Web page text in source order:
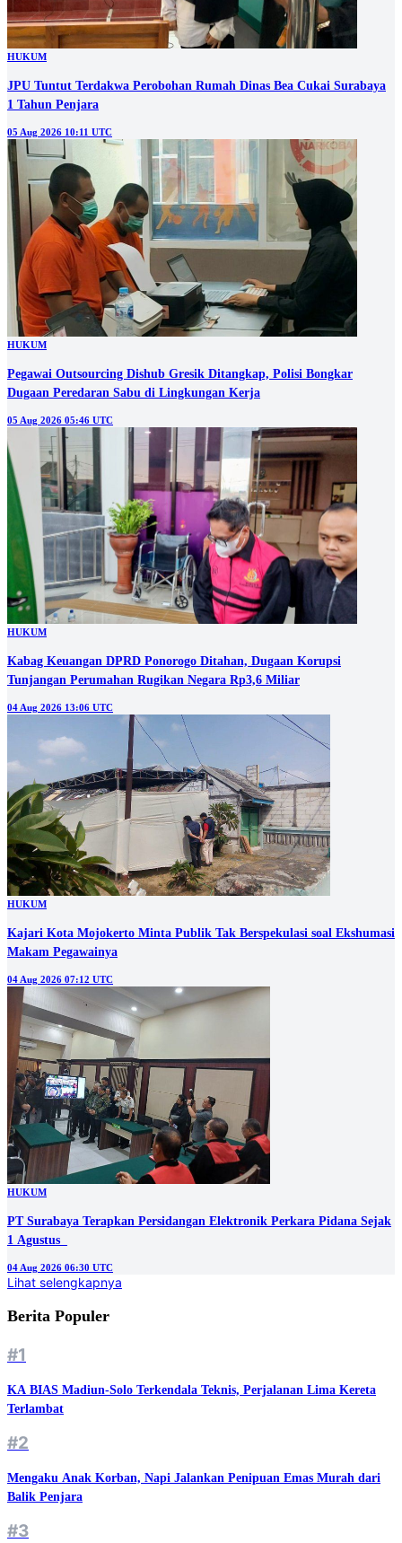
HUKUM
JPU Tuntut Terdakwa Perobohan Rumah Dinas Bea Cukai Surabaya
1 Tahun Penjara
05 Aug 2026 10:11 UTC
HUKUM
Pegawai Outsourcing Dishub Gresik Ditangkap, Polisi Bongkar
Dugaan Peredaran Sabu di Lingkungan Kerja
05 Aug 2026 05:46 UTC
HUKUM
Kabag Keuangan DPRD Ponorogo Ditahan, Dugaan Korupsi
Tunjangan Perumahan Rugikan Negara Rp3,6 Miliar
04 Aug 2026 13:06 UTC
HUKUM
Kajari Kota Mojokerto Minta Publik Tak Berspekulasi soal Ekshumasi
Makam Pegawainya
04 Aug 2026 07:12 UTC
HUKUM
PT Surabaya Terapkan Persidangan Elektronik Perkara Pidana Sejak
1 Agustus
04 Aug 2026 06:30 UTC
Lihat selengkapnya
Berita Populer
#1
KA BIAS Madiun-Solo Terkendala Teknis, Perjalanan Lima Kereta
Terlambat
#2
Mengaku Anak Korban, Napi Jalankan Penipuan Emas Murah dari
Balik Penjara
#3